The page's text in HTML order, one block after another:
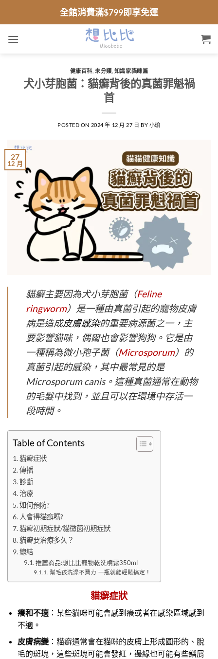
全館消費滿$799即享免運
健康百科 ,未分類, 知識家貓咪篇
犬小芽胞菌：貓癬背後的真菌罪魁禍
首
POSTED ON 2024 年 12 月 27 日 BY 小瑜
27
12 月
貓癬主要因為犬小芽胞菌（Feline
ringworm）是一種由真菌引起的寵物皮膚
病是造成皮膚感染的重要病源菌之一，主
要影響貓咪，偶爾也會影響狗狗。它是由
一種稱為微小孢子菌（Microsporum）的
真菌引起的感染，其中最常見的是
Microsporum canis。這種真菌通常在動物
的毛髮中找到，並且可以在環境中存活一
段時間。
Table of Contents
貓癬症狀
傳播
診斷
治療
如何預防?
人會得貓癬嗎?
貓癬初期症狀/貓黴菌初期症狀
貓癬要治療多久？
總結
推薦商品:想比比寵物乾洗噴霧350ml
幫毛孩洗澡不費力 一瓶就能輕鬆搞定！
貓癬症狀
癢和不適：某些貓咪可能會感到癢或者在感染區域感到
不適。
皮膚病變：貓癬通常會在貓咪的皮膚上形成圓形的、脫
毛的斑塊，這些斑塊可能會發紅，邊緣也可能有些鱗屑